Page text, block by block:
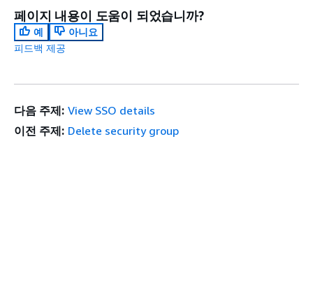
페이지 내용이 도움이 되었습니까?
예
아니요
피드백 제공
다음 주제: View SSO details
이전 주제: Delete security group